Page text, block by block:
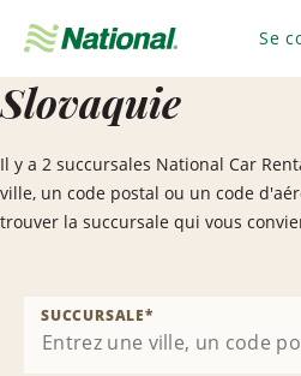
navigation
Se
Slovaquie
Il y a 2 succursales National Car
ville, un code postal ou un code
trouver la succursale qui vous
SUCCURSALE*